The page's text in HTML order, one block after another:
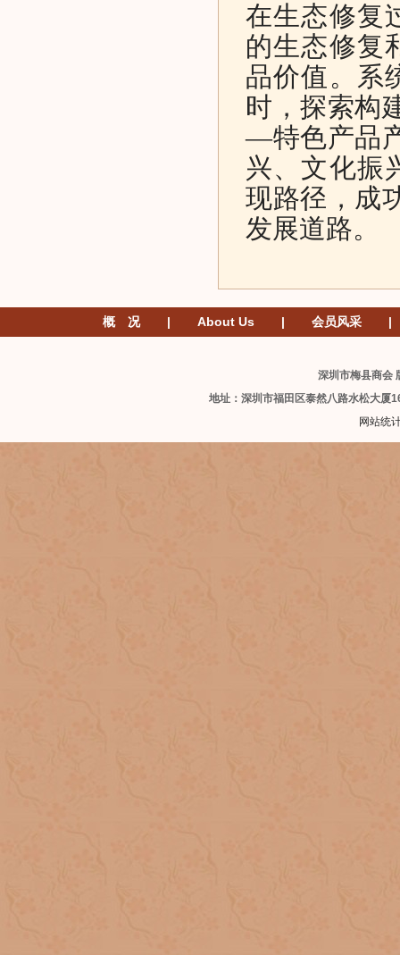
在生态修复
的生态修复
品价值。系
时，探索构
—特色产品
兴、文化振
现路径，成
发展道路。
概 况 | About Us | 会员风采 |
深圳市梅县商
地址：深圳市福田区泰然八路水松大厦
网站统